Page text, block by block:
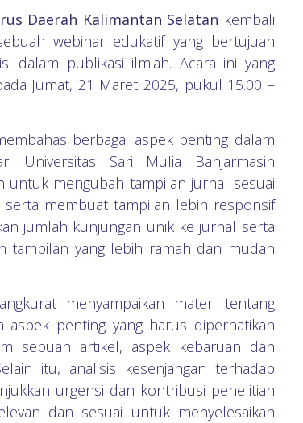
Daerah Kalimantan Selatan kembali
webinar edukatif yang bertujuan
dalam publikasi ilmiah. Acara ini yang
Jumat, 21 Maret 2025, pukul 15.00 –
berbagai aspek penting dalam
Universitas Sari Mulia Banjarmasin
untuk mengubah tampilan jurnal sesuai
serta membuat tampilan lebih responsif
jumlah kunjungan unik ke jurnal serta
tampilan yang lebih ramah dan mudah
menyampaikan materi tentang
aspek penting yang harus diperhatikan
sebuah artikel, aspek kebaruan dan
itu, analisis kesenjangan terhadap
urgensi dan kontribusi penelitian
dan sesuai untuk menyelesaikan